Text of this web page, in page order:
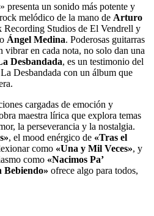
presenta un sonido más potente y
melódico de la mano de Arturo
Recording Studios de El Vendrell y
Ángel Medina. Poderosas guitarras
vibrar en cada nota, no solo dan una
Desbandada, es un testimonio del
Desbandada con un álbum que
cargadas de emoción y
maestra lírica que explora temas
la perseverancia y la nostalgia.
, el mood enérgico de «Tras el
como «Una y Mil Veces», y
como «Nacimos Pa’
Bebiendo» ofrece algo para todos,